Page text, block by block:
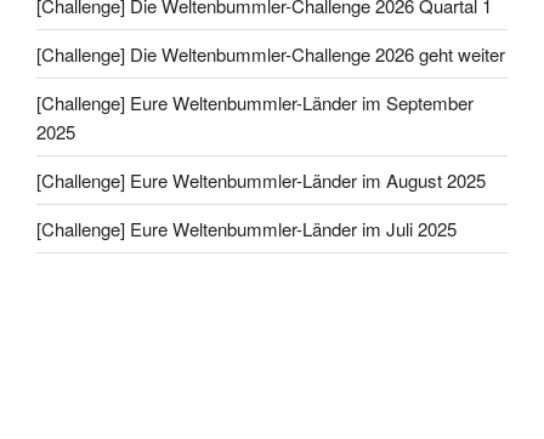
[Challenge] Die Weltenbummler-Challenge 2026 Quartal 1
[Challenge] Die Weltenbummler-Challenge 2026 geht weiter
[Challenge] Eure Weltenbummler-Länder im September
2025
[Challenge] Eure Weltenbummler-Länder im August 2025
[Challenge] Eure Weltenbummler-Länder im Juli 2025